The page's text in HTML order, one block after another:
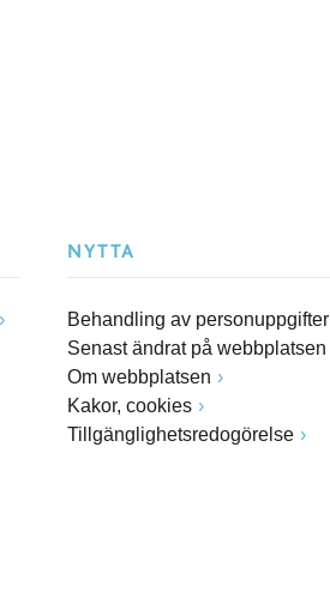
NYTTA
Behandling av personuppgifter
Senast ändrat på webbplatsen
Om webbplatsen
Kakor, cookies
Tillgänglighetsredogörelse